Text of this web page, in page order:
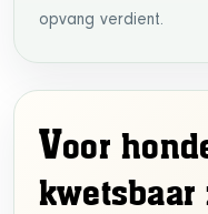
opvang verdient.
Voor